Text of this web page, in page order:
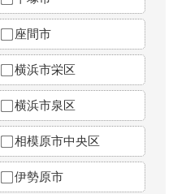
座間市
横浜市栄区
横浜市泉区
相模原市中央区
伊勢原市